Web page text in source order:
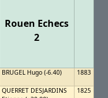
Rouen Echecs
2
BRUGEL Hugo (-6.40) 1883
QUERRET DESJARDINS
1825